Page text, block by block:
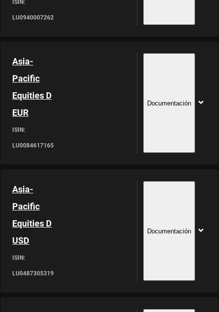
ISIN:
LU0940007262
Asia-
Pacific
Equities D
EUR
ISIN:
LU0084617165
Documentación
Asia-
Pacific
Equities D
USD
ISIN:
LU0487305319
Documentación